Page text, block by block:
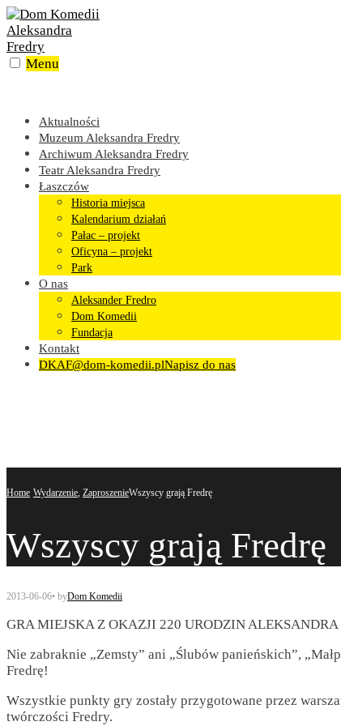
Skip
to
content
Menu
Aktualności
Muzeum Aleksandra Fredry
Archiwum Aleksandra Fredry
Teatr Aleksandra Fredry
Łaszczów
Historia miejsca
Kalendarium działań
Pałac – projekt
Oficyna – projekt
Park
O nas
Aleksander Fredro
Dom Komedii
Fundacja
Kontakt
DKAF@dom-komedii.plNapisz do nas
Home Wydarzenie, ZaproszenieWszyscy grają Fredrę
Wszyscy grają Fredrę
2013-06-06• byDom Komedii
GRA MIEJSKA Z OKAZJI 220 URODZIN ALEKSANDRA
Nie zabraknie „Zemsty” ani „Ślubów panieńskich”,
Fredrę!
Wszystkie punkty gry zostały przygotowane przez
twórczości Fredry.